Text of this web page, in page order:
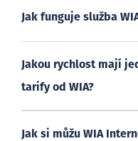
Jak funguje služba
Jakou rychlost mají
tarify od WIA?
Jak si můžu WIA